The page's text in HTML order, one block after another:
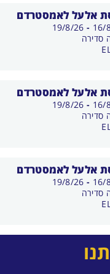
אלעל לאמסטרדם
16/
-
19/8/26
סדירה
אלעל לאמסטרדם
16/
-
19/8/26
סדירה
אלעל לאמסטרדם
16/
-
19/8/26
סדירה